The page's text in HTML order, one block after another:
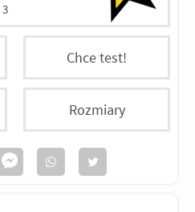
3
Chce test!
Rozmiary